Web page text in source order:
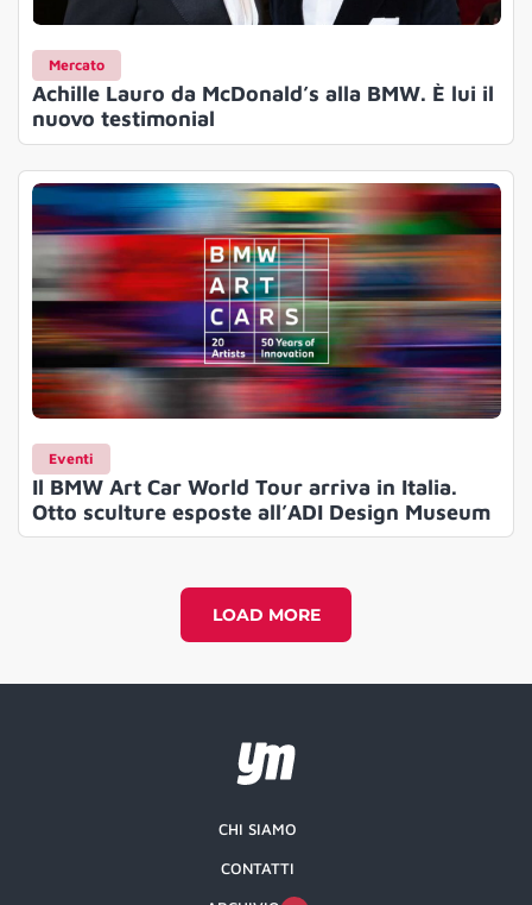
Mercato
Achille Lauro da McDonald’s alla BMW. È lui il
nuovo testimonial
Eventi
Il BMW Art Car World Tour arriva in Italia.
Otto sculture esposte all’ADI Design Museum
LOAD MORE
CHI SIAMO
CONTATTI